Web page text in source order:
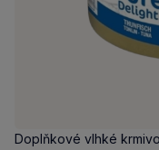
Doplňkové vlhké